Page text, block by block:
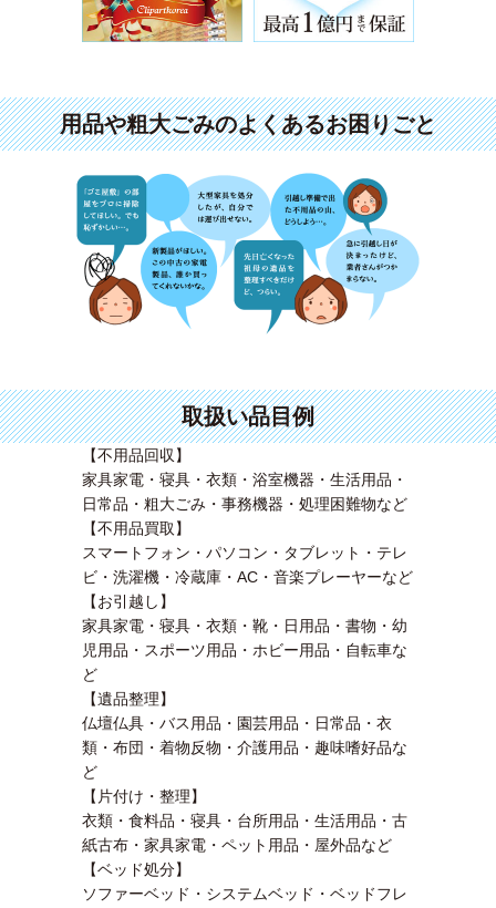
用品や粗大ごみのよくあるお困りごと
取扱い品目例
【不用品回収】
家具家電・寝具・衣類・浴室機器・生活用品・
日常品・粗大ごみ・事務機器・処理困難物など
【不用品買取】
スマートフォン・パソコン・タブレット・テレ
ビ・洗濯機・冷蔵庫・AC・音楽プレーヤーなど
【お引越し】
家具家電・寝具・衣類・靴・日用品・書物・幼
児用品・スポーツ用品・ホビー用品・自転車な
ど
【遺品整理】
仏壇仏具・バス用品・園芸用品・日常品・衣
類・布団・着物反物・介護用品・趣味嗜好品な
ど
【片付け・整理】
衣類・食料品・寝具・台所用品・生活用品・古
紙古布・家具家電・ペット用品・屋外品など
【ベッド処分】
ソファーベッド・システムベッド・ベッドフレ